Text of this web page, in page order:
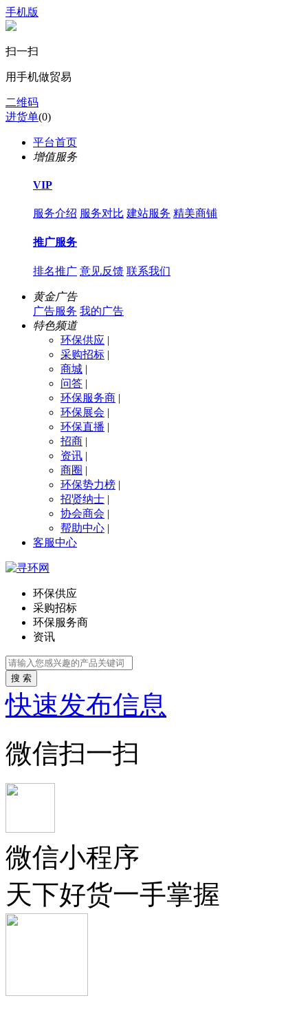
手机版
扫一扫
用手机做贸易
二维码
进货单(0)
平台首页
增值服务
VIP
服务介绍 服务对比 建站服务 精美商铺
推广服务
排名推广 意见反馈 联系我们
黄金广告
广告服务 我的广告
特色频道
环保供应 |
采购招标 |
商城 |
问答 |
环保服务商 |
环保展会 |
环保直播 |
招商 |
资讯 |
商圈 |
环保势力榜 |
招贤纳士 |
协会商会 |
帮助中心 |
客服中心
环保供应
采购招标
环保服务商
资讯
搜 索
快速发布信息
微信扫一扫
微信小程序
天下好货一手掌握